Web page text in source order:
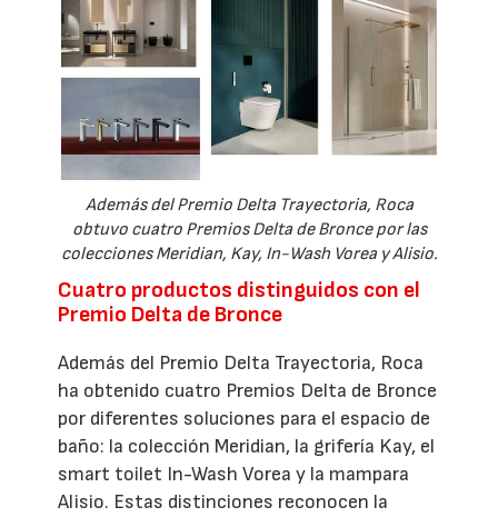
Además del Premio Delta Trayectoria, Roca
obtuvo cuatro Premios Delta de Bronce por las
colecciones Meridian, Kay, In-Wash Vorea y Alisio.
Cuatro productos distinguidos con el
Premio Delta de Bronce
Además del Premio Delta Trayectoria, Roca
ha obtenido cuatro Premios Delta de Bronce
por diferentes soluciones para el espacio de
baño: la colección Meridian, la grifería Kay, el
smart toilet In-Wash Vorea y la mampara
Alisio. Estas distinciones reconocen la